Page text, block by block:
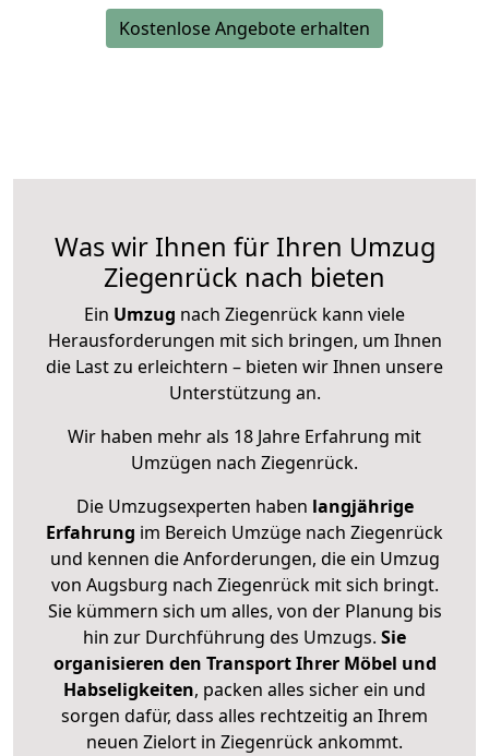
Kostenlose Angebote erhalten
Was wir Ihnen für Ihren Umzug
Ziegenrück nach bieten
Ein Umzug nach Ziegenrück kann viele
Herausforderungen mit sich bringen, um Ihnen
die Last zu erleichtern – bieten wir Ihnen unsere
Unterstützung an.
Wir haben mehr als 18 Jahre Erfahrung mit
Umzügen nach Ziegenrück.
Die Umzugsexperten haben langjährige
Erfahrung im Bereich Umzüge nach Ziegenrück
und kennen die Anforderungen, die ein Umzug
von Augsburg nach Ziegenrück mit sich bringt.
Sie kümmern sich um alles, von der Planung bis
hin zur Durchführung des Umzugs. Sie
organisieren den Transport Ihrer Möbel und
Habseligkeiten, packen alles sicher ein und
sorgen dafür, dass alles rechtzeitig an Ihrem
neuen Zielort in Ziegenrück ankommt.